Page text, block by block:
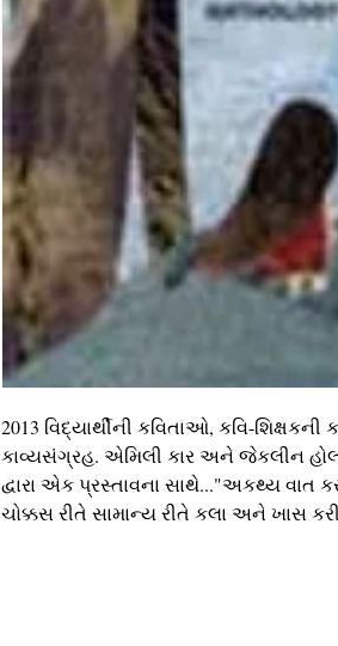
2013 વિદ્યાર્થીની કવિતાઓ, કવિ-
કાવ્યસંગ્રહ. એમિલી કાર અને જેકલીન
દ્વારા એક પ્રસ્તાવના સાથે..."અકથ્ય વાત
ચોક્કસ રીતે સામાન્ય રીતે કલા અને ખાસ